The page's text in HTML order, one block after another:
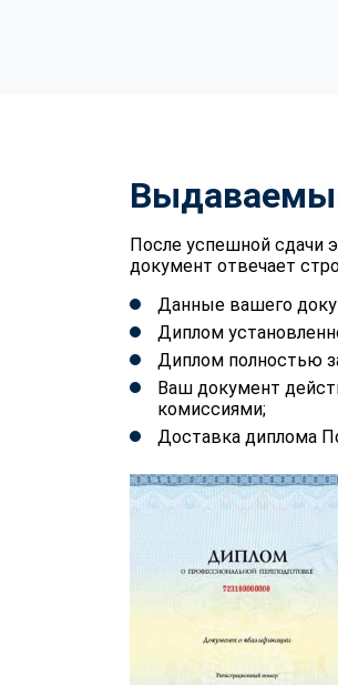
После успешной сдачи
документ отвечает
Данные вашего
Диплом
Диплом полностью
Ваш документ
комиссиями;
Доставка диплома